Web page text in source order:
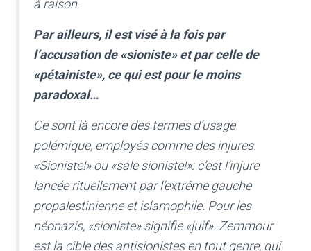
à raison.
Par ailleurs, il est visé à la fois par
l’accusation de «sioniste» et par celle de
«pétainiste», ce qui est pour le moins
paradoxal…
Ce sont là encore des termes d’usage
polémique, employés comme des injures.
«Sioniste!» ou «sale sioniste!»: c’est l’injure
lancée rituellement par l’extrême gauche
propalestinienne et islamophile. Pour les
néonazis, «sioniste» signifie «juif». Zemmour
est la cible des antisionistes en tout genre, qui